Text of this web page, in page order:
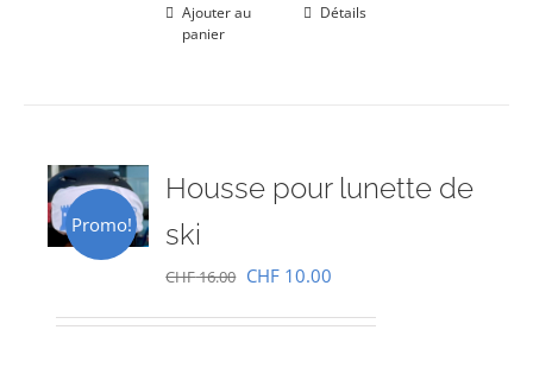
Ajouter au
panier
Détails
Promo!
Housse pour lunette de
ski
CHF16.00 Le
CHF 10.00